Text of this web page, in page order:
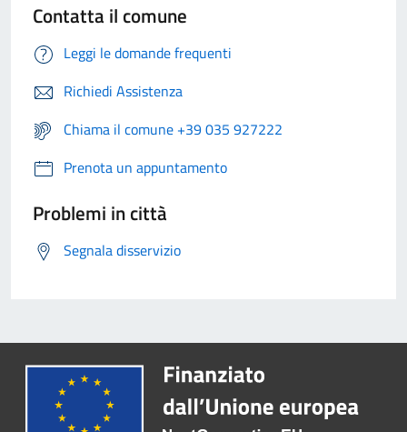
Contatta il comune
Leggi le domande frequenti
Richiedi Assistenza
Chiama il comune +39 035 927222
Prenota un appuntamento
Problemi in città
Segnala disservizio